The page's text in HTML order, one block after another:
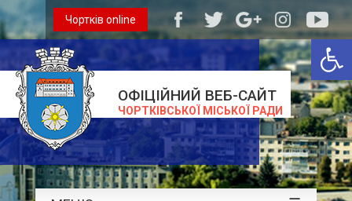
ОФІЦІЙНИЙ ВЕБ-САЙТ
ЧОРТКІВСЬКОЇ МІСЬКОЇ РАДИ
Чортків online